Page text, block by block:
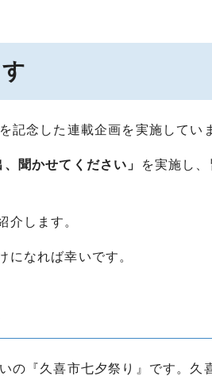
記念した連載企画を実施してい
、聞かせてください」
を実施し
介します。
になれば幸いです。
の『久喜市七夕祭り』です。久